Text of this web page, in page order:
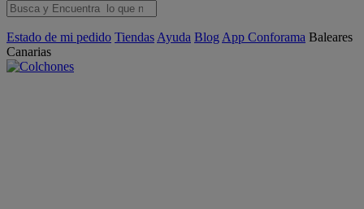
Estado de mi pedido Tiendas Ayuda Blog App Conforama Baleares
Canarias